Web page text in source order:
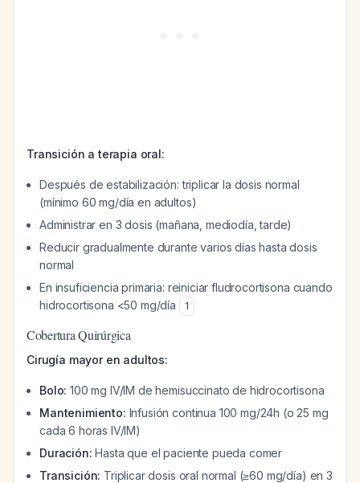
Transición a terapia oral:
Después de estabilización: triplicar la dosis normal
(mínimo 60 mg/día en adultos)
Administrar en 3 dosis (mañana, mediodía, tarde)
Reducir gradualmente durante varios días hasta dosis
normal
En insuficiencia primaria: reiniciar fludrocortisona cuando
hidrocortisona <50 mg/día
1
Cobertura Quirúrgica
Cirugía mayor en adultos:
Bolo: 100 mg IV/IM de hemisuccinato de hidrocortisona
Mantenimiento: Infusión continua 100 mg/24h (o 25 mg
cada 6 horas IV/IM)
Duración: Hasta que el paciente pueda comer
Transición: Triplicar dosis oral normal (≥60 mg/día) en 3